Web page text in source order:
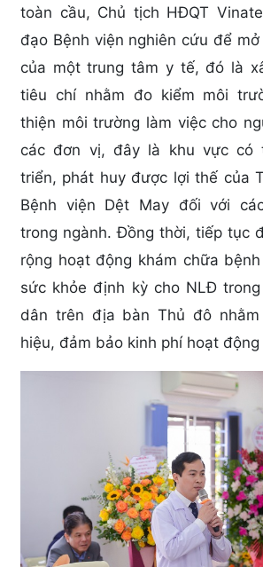
toàn cầu, Chủ tịch HĐQT
đạo Bệnh viện nghiên cứu để
của một trung tâm y tế, đó là
tiêu chí nhằm đo kiểm môi
thiện môi trường làm việc cho
các đơn vị, đây là khu vực có
triển, phát huy được lợi thế của
Bệnh viện Dệt May đối với
trong ngành. Đồng thời, tiếp tục
rộng hoạt động khám chữa
sức khỏe định kỳ cho NLĐ
dân trên địa bàn Thủ đô
hiệu, đảm bảo kinh phí hoạt động